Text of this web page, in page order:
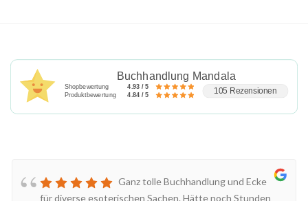
Buchhandlung Mandala
Shopbewertung 4.93 / 5
Produktbewertung 4.84 / 5 105 Rezensionen
Ganz tolle Buchhandlung und Ecke
für diverse esoterischen Sachen. Hätte noch Stunden